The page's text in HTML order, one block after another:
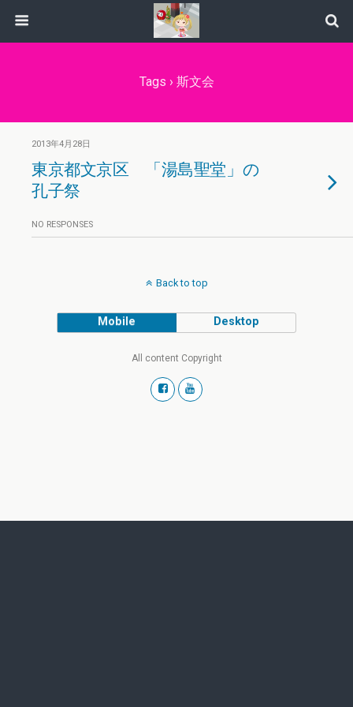
Tags › 斯文会
2013年4月28日
東京都文京区 「湯島聖堂」の
孔子祭
NO RESPONSES
Back to top
Mobile Desktop
All content Copyright